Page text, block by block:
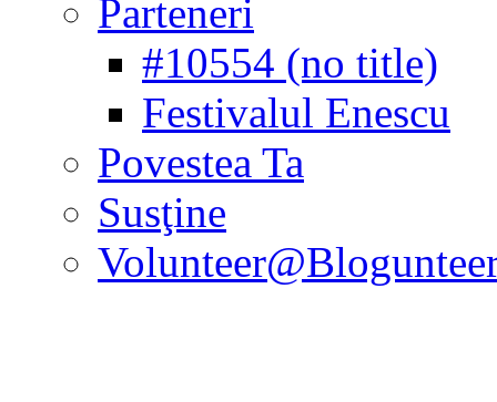
Parteneri
#10554 (no title)
Festivalul Enescu
Povestea Ta
Susţine